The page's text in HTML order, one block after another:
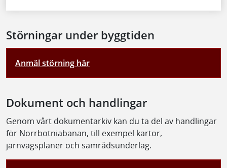
Störningar under byggtiden
Anmäl störning här
Dokument och handlingar
Genom vårt dokumentarkiv kan du ta del av handlingar
för Norrbotniabanan, till exempel kartor,
järnvägsplaner och samrådsunderlag.